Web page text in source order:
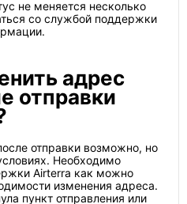
не меняется несколько
со службой поддержки
адрес
отправки
отправки возможно, но
Необходимо
Airterra как можно
изменения адреса.
пункт отправления или